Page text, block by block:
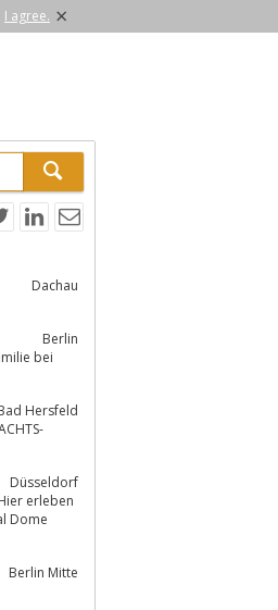
I agree. ×
Dachau
Berlin
Hersfeld
Düsseldorf
erleben
Berlin Mitte